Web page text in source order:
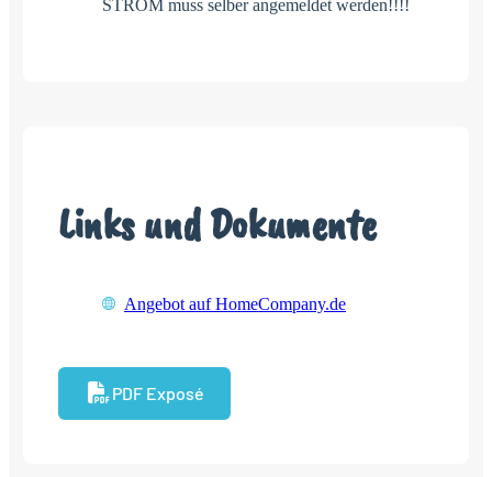
STROM muss selber angemeldet werden!!!!
Links und Dokumente
Angebot auf HomeCompany.de
PDF Exposé